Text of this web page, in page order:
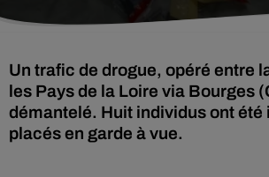
Un trafic de drogue, opéré entre
les Pays de la Loire via Bourges
démantelé. Huit individus ont été
placés en garde à vue.